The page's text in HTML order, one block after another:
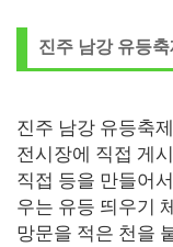
진주 남강 유등
진주 남강 유등축
전시장에 직접 게
직접 등을 만들어
우는 유등 띄우기
망문을 적은 천을